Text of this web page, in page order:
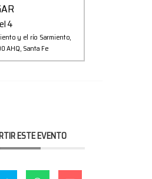
4
y el río Sarmiento,
AHQ, Santa Fe
ESTE EVENTO